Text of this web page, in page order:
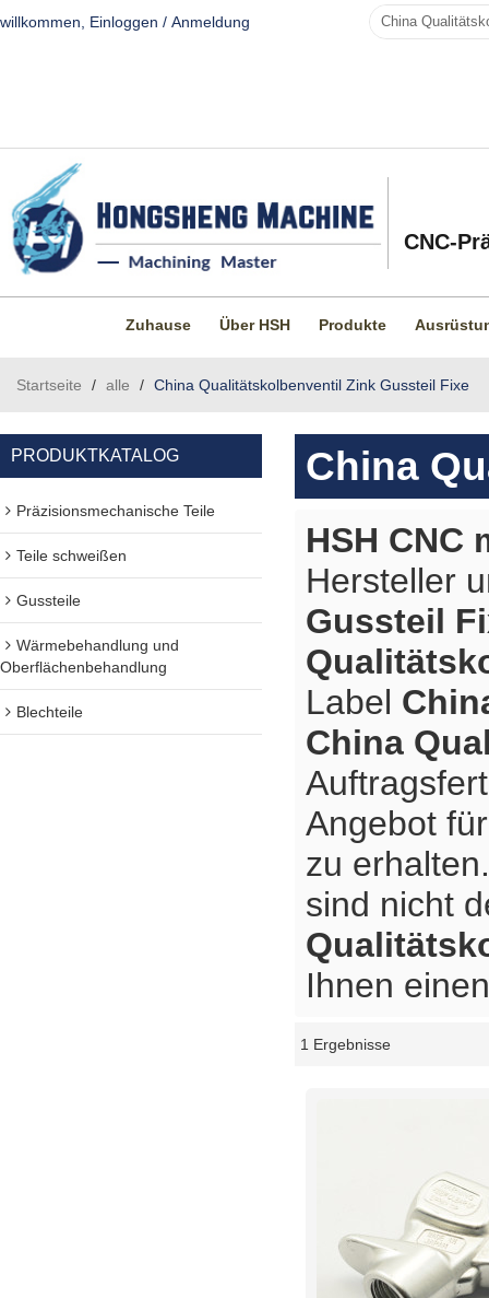
willkommen, Einloggen / Anmeldung
CNC-
Zuhause Über HSH Produkte
Startseite / alle / China Qualitätskolbenventil Zink Gussteil Fixe
PRODUKTKATALOG
Präzisionsmechanische Teile
Teile schweißen
Gussteile
Wärmebehandlung und
Oberflächenbehandlung
Blechteile
China
HSH CNC
Hersteller
Gussteil
Label
China
Angebot
zu
sind nicht
Ihnen
1 Ergebnisse